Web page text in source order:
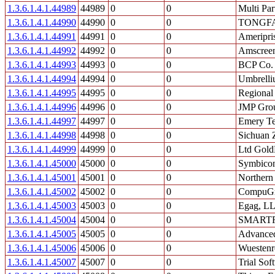
1.3.6.1.4.1.44989 44989 0 0
Multi
1.3.6.1.4.1.44990 44990 0 0
1.3.6.1.4.1.44991 44991 0 0
1.3.6.1.4.1.44992 44992 0 0
1.3.6.1.4.1.44993 44993 0 0
BCP Co.
1.3.6.1.4.1.44994 44994 0 0
1.3.6.1.4.1.44995 44995 0 0
1.3.6.1.4.1.44996 44996 0 0
JMP
1.3.6.1.4.1.44997 44997 0 0
Emery
1.3.6.1.4.1.44998 44998 0 0
Sichuan
1.3.6.1.4.1.44999 44999 0 0
Ltd
1.3.6.1.4.1.45000 45000 0 0
1.3.6.1.4.1.45001 45001 0 0
1.3.6.1.4.1.45002 45002 0 0
1.3.6.1.4.1.45003 45003 0 0
Egag,
1.3.6.1.4.1.45004 45004 0 0
1.3.6.1.4.1.45005 45005 0 0
1.3.6.1.4.1.45006 45006 0 0
1.3.6.1.4.1.45007 45007 0 0
Trial